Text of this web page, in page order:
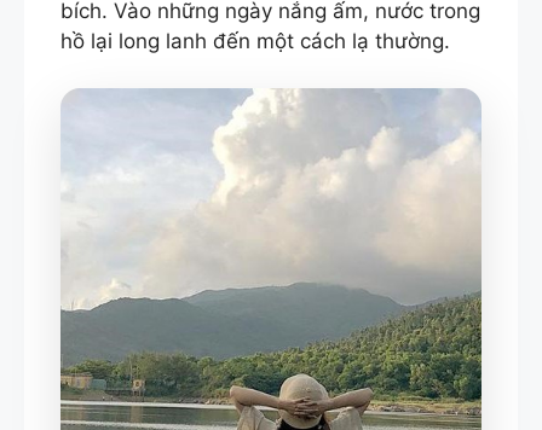
bích. Vào những ngày nắng ấm, nước trong
hồ lại long lanh đến một cách lạ thường.